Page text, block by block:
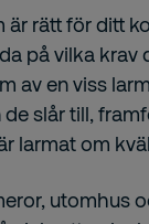
är rätt för ditt
på vilka
av en viss
de slår till,
larmat om
utomhus